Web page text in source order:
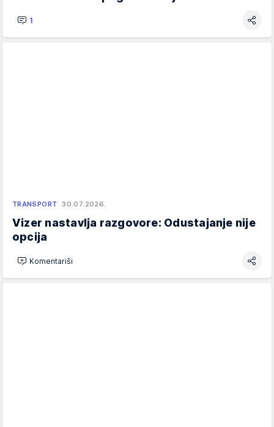
1
TRANSPORT 30.07.2026.
Vizer nastavlja razgovore: Odustajanje nije
opcija
Komentariši